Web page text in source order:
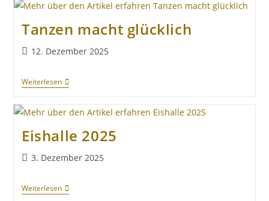
Tanzen macht glücklich
12. Dezember 2025
Weiterlesen
Eishalle 2025
3. Dezember 2025
Weiterlesen